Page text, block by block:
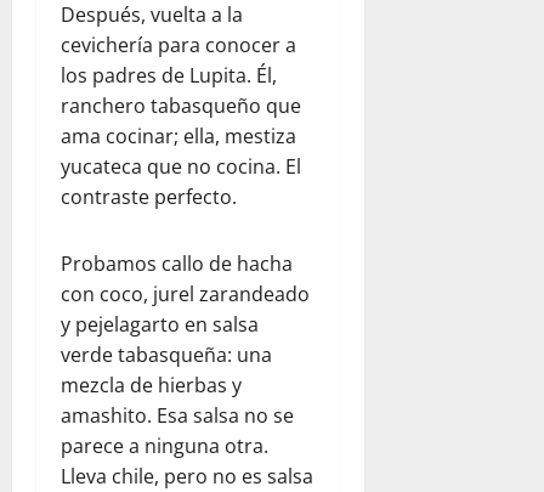
Después, vuelta a la
cevichería para conocer a
los padres de Lupita. Él,
ranchero tabasqueño que
ama cocinar; ella, mestiza
yucateca que no cocina. El
contraste perfecto.
Probamos callo de hacha
con coco, jurel zarandeado
y pejelagarto en salsa
verde tabasqueña: una
mezcla de hierbas y
amashito. Esa salsa no se
parece a ninguna otra.
Lleva chile, pero no es salsa